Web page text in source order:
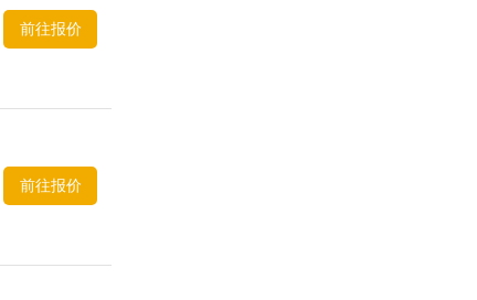
前往报价
前往报价